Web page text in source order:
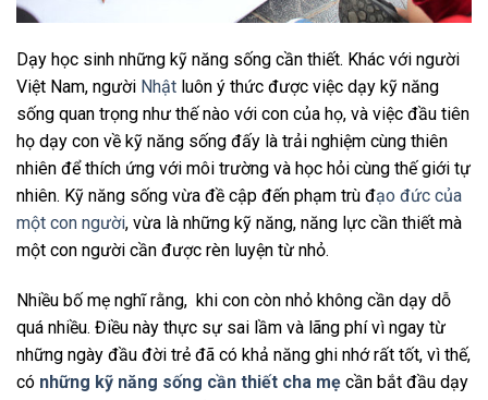
Dạy học sinh những kỹ năng sống cần thiết. Khác với người
Việt Nam, người Nhật luôn ý thức được việc dạy kỹ năng
sống quan trọng như thế nào với con của họ, và việc đầu tiên
họ dạy con về kỹ năng sống đấy là trải nghiệm cùng thiên
nhiên để thích ứng với môi trường và học hỏi cùng thế giới tự
nhiên. Kỹ năng sống vừa đề cập đến phạm trù đạo đức của
một con người, vừa là những kỹ năng, năng lực cần thiết mà
một con người cần được rèn luyện từ nhỏ.
Nhiều bố mẹ nghĩ rằng, khi con còn nhỏ không cần dạy dỗ
quá nhiều. Điều này thực sự sai lầm và lãng phí vì ngay từ
những ngày đầu đời trẻ đã có khả năng ghi nhớ rất tốt, vì thế,
có những kỹ năng sống cần thiết cha mẹ cần bắt đầu dạy